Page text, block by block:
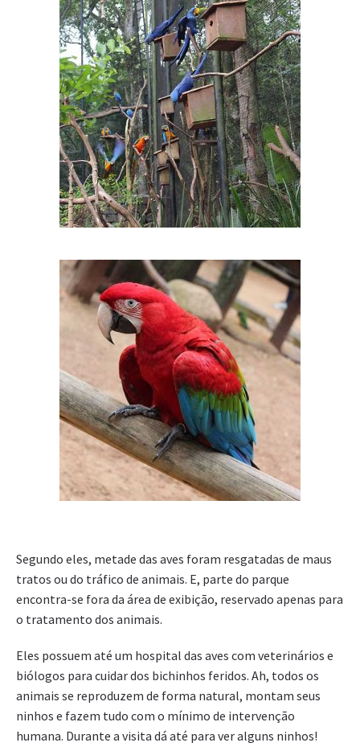
Segundo eles, metade das aves foram resgatadas de maus
tratos ou do tráfico de animais. E, parte do parque
encontra-se fora da área de exibição, reservado apenas para
o tratamento dos animais.
Eles possuem até um hospital das aves com veterinários e
biólogos para cuidar dos bichinhos feridos. Ah, todos os
animais se reproduzem de forma natural, montam seus
ninhos e fazem tudo com o mínimo de intervenção
humana. Durante a visita dá até para ver alguns ninhos!